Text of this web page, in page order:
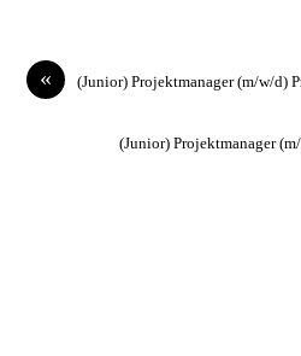
« (Junior) Projektmanager (m/w/d)
(Junior) Projektmanager